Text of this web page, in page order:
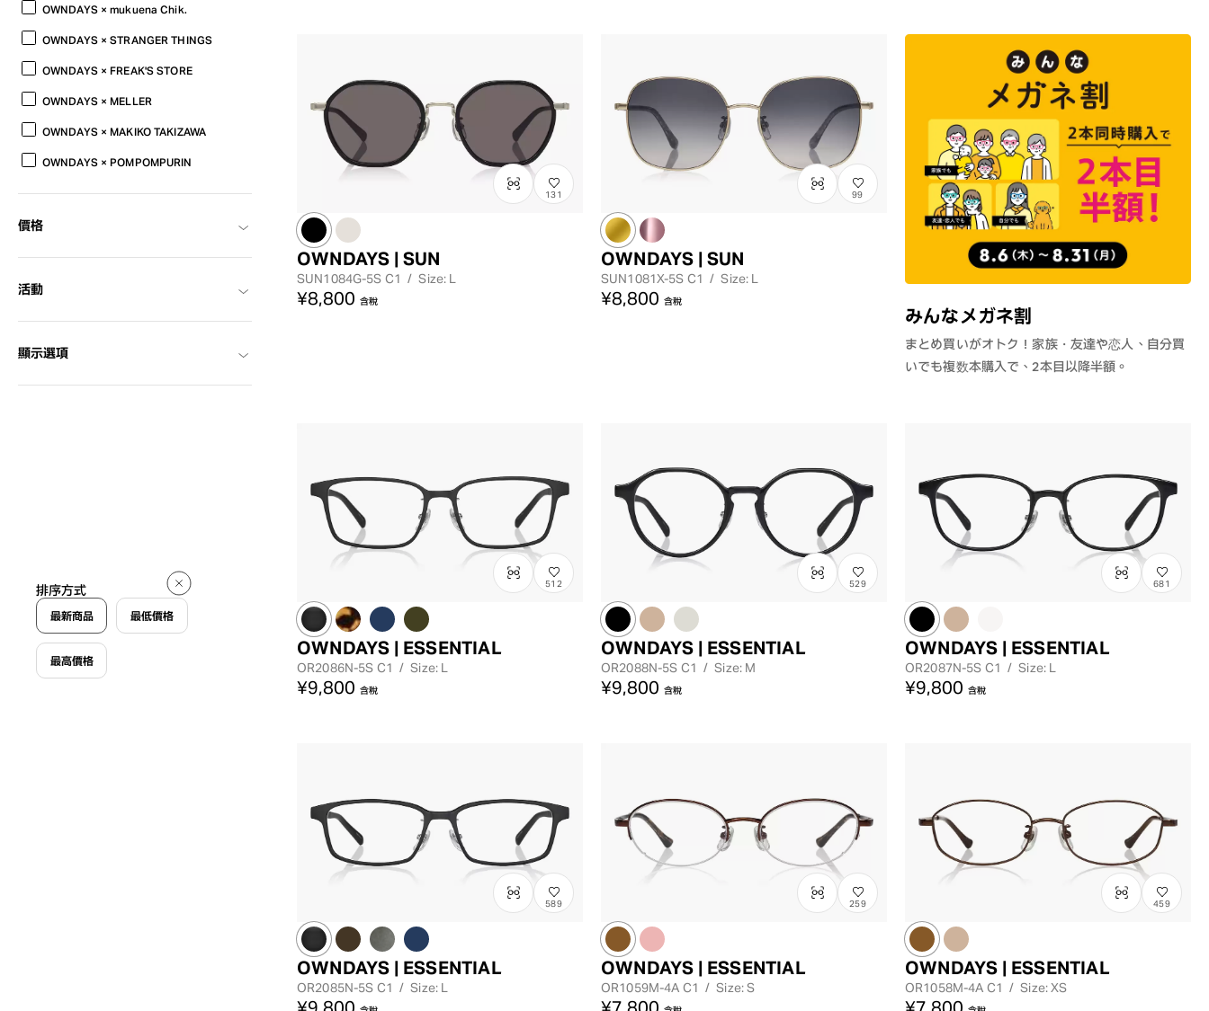
OWNDAYS × mukuena Chik.
OWNDAYS × STRANGER THINGS
OWNDAYS × FREAK'S STORE
OWNDAYS × MELLER
OWNDAYS × MAKIKO TAKIZAWA
OWNDAYS × POMPOMPURIN
價格
活動
顯示選項
排序方式
最新商品 最低價格
最高價格
みんなメガネ割
まとめ買いがオトク！家族・友達や恋人、自分買
いでも複数本購入で、2本目以降半額。
131
OWNDAYS | SUN
SUN1084G-5S C1 / Size: L
¥8,800 含稅
99
OWNDAYS | SUN
SUN1081X-5S C1 / Size: L
¥8,800 含稅
512
OWNDAYS | ESSENTIAL
OR2086N-5S C1 / Size: L
¥9,800 含稅
529
OWNDAYS | ESSENTIAL
OR2088N-5S C1 / Size: M
¥9,800 含稅
681
OWNDAYS | ESSENTIAL
OR2087N-5S C1 / Size: L
¥9,800 含稅
589
OWNDAYS | ESSENTIAL
OR2085N-5S C1 / Size: L
¥9,800
259
OWNDAYS | ESSENTIAL
OR1059M-4A C1 / Size: S
¥7,800
459
OWNDAYS | ESSENTIAL
OR1058M-4A C1 / Size: XS
¥7,800